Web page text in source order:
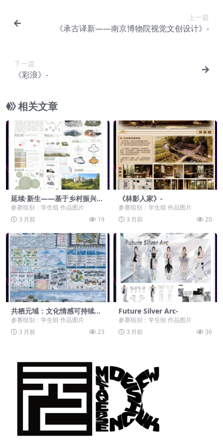
上一篇
《承古译新——南京博物院视觉文创设计》-
下一篇
《彩浪》-
相关文章
延续·新生——基于乡村振兴视
野下的红河元阳哈尼梯田文化
智能快闪建筑空间设计-
参赛组别：学生组 作品图片
3 月前
19
《林影人家》-
参赛组别：学生组 作品图片
3 月前
20
共栖元域：文化情感可持续的
混合现实公园-
参赛组别：学生组 作品图片
3 月前
23
Future Silver Arc-
参赛组别：学生组 作品图片
3 月前
36